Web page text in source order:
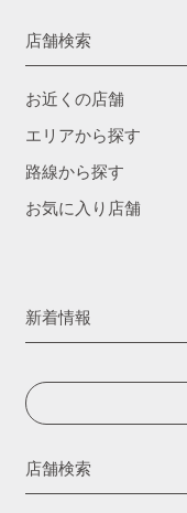
店舗検索
お近くの店舗
エリアから探す
路線から探す
お気に入り店舗
新着情報
店舗検索